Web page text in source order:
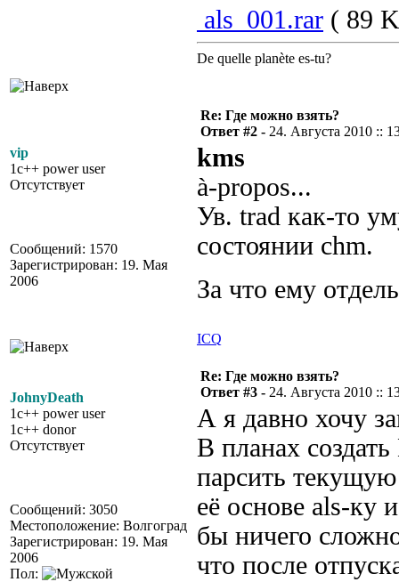
als_001.rar ( 89
De quelle planète es-tu?
vip
1c++ power user
Отсутствует
Сообщений: 1570
Зарегистрирован: 19. Мая
2006
Re: Где можно взять?
Ответ #2 - 24. Августа 2010 ::
kms
à-propos...
Ув. trad как-то
состоянии chm.
За что ему
ICQ
JohnyDeath
1c++ power user
1c++ donor
Отсутствует
Сообщений: 3050
Местоположение: Волгоград
Зарегистрирован: 19. Мая
2006
Пол:
Re: Где можно взять?
Ответ #3 - 24. Августа 2010 ::
А я давно хочу
В планах
парсить
её основе als-ку
бы ничего
что после